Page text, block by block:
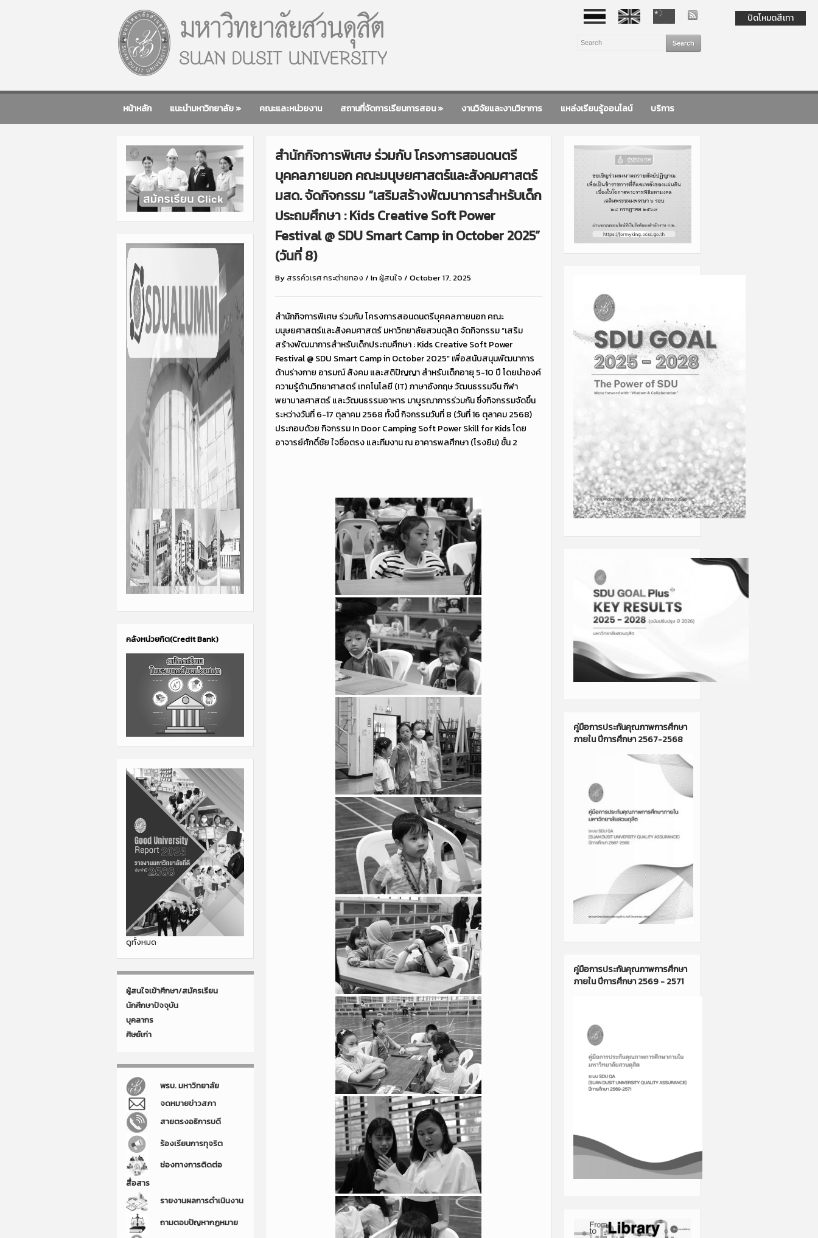
หน้าหลัก แนะนำมหาวิทยาลัย» คณะและหน่วยงาน สถานที่จัดการเรียนการสอน» งานวิจัยและงานวิชาการ แหล่งเรียนรู้ออนไลน์ บริการ
คลังหน่วยกิต(Credit Bank)
ดูทั้งหมด
ผู้สนใจเข้าศึกษา/สมัครเรียน
นักศึกษาปัจจุบัน
บุคลากร
ศิษย์เก่า
พรบ. มหาวิทยาลัย
จดหมายข่าวสภา
สายตรงอธิการบดี
ร้องเรียนการทุจริต
ช่องทางการติดต่อ
สื่อสาร
รายงานผลการดำเนินงาน
ถามตอบปัญหากฏหมาย
สำนักกิจการพิเศษ ร่วมกับ โครงการสอนดนตรี
บุคคลภายนอก คณะมนุษยศาสตร์และสังคมศาสตร์
มสด. จัดกิจกรรม “เสริมสร้างพัฒนาการสำหรับเด็ก
ประถมศึกษา : Kids Creative Soft Power
Festival @ SDU Smart Camp in October 2025”
(วันที่ 8)
Byสรรค์วเรศ กระต่ายทอง /Inผู้สนใจ /October 17, 2025
สำนักกิจการพิเศษ ร่วมกับ โครงการสอนดนตรีบุคคลภายนอก คณะ
มนุษยศาสตร์และสังคมศาสตร์ มหาวิทยาลัยสวนดุสิต จัดกิจกรรม “เสริม
สร้างพัฒนาการสำหรับเด็กประถมศึกษา : Kids Creative Soft Power
Festival @ SDU Smart Camp in October 2025” เพื่อสนับสนุนพัฒนาการ
ด้านร่างกาย อารมณ์ สังคม และสติปัญญา สำหรับเด็กอายุ 5-10 ปี โดยนำองค์
ความรู้ด้านวิทยาศาสตร์ เทคโนโลยี (IT) ภาษาอังกฤษ วัฒนธรรมจีน กีฬา
พยาบาลศาสตร์ และวัฒนธรรมอาหาร มาบูรณาการร่วมกัน ซึ่งกิจกรรมจัดขึ้น
ระหว่างวันที่ 6-17 ตุลาคม 2568 ทั้งนี้ กิจกรรมวันที่ 8 (วันที่ 16 ตุลาคม 2568)
ประกอบด้วย กิจกรรม In Door Camping Soft Power Skill for Kids โดย
อาจารย์ศักดิ์ชัย ใจซื่อตรง และทีมงาน ณ อาคารพลศึกษา (โรงยิม) ชั้น 2
คู่มือการประกันคุณภาพการศึกษา
ภายใน ปีการศึกษา 2567-2568
คู่มือการประกันคุณภาพการศึกษา
ภายใน ปีการศึกษา 2569 - 2571
ปิดโหมดสีเทา